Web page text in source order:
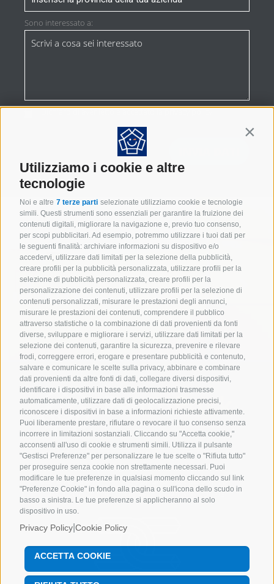
Utilizziamo i cookie e altre
tecnologie
Noi e altre 7 terze parti selezionate utilizziamo cookie e tecnologie
simili. Questi strumenti sono essenziali per garantire la fruizione dei
contenuti digitali, migliorare la navigazione e, previo tuo consenso,
per scopi pubblicitari. Ad esempio, potremmo utilizzare i tuoi dati per
le seguenti finalità: archiviare informazioni su dispositivo e/o
accedervi, utilizzare dati limitati per la selezione della pubblicità,
creare profili per la pubblicità personalizzata, utilizzare profili per la
selezione di pubblicità personalizzata, creare profili per la
personalizzazione dei contenuti, utilizzare profili per la selezione di
contenuti personalizzati, misurare le prestazioni degli annunci,
misurare le prestazioni dei contenuti, comprendere il pubblico
attraverso statistiche o la combinazione di dati provenienti da fonti
diverse, sviluppare e migliorare i servizi, utilizzare dati limitati per la
selezione dei contenuti, garantire la sicurezza, prevenire e rilevare
frodi, correggere errori, erogare e presentare pubblicità e contenuto,
salvare e comunicare le scelte sulla privacy, abbinare e combinare
dati provenienti da altre fonti di dati, collegare diversi dispositivi,
identificare i dispositivi in base alle informazioni trasmesse
automaticamente, utilizzare dati di geolocalizzazione precisi,
riconoscere i dispositivi in base a informazioni richieste attivamente.
Puoi liberamente prestare, rifiutare o revocare il tuo consenso senza
incorrere in limitazioni sostanziali. Cliccando su "Accetta cookie,"
acconsenti all'uso di cookie e strumenti simili. Utilizza il pulsante
"Gestisci Preferenze" per personalizzare le tue scelte o "Rifiuta tutto"
per proseguire senza cookie non strettamente necessari. Puoi
modificare le tue preferenze in qualsiasi momento cliccando sul link
"Preferenze Cookie" in fondo alla pagina o sull'icona dello scudo in
basso a sinistra. Le tue preferenze si applicheranno al solo
dispositivo in uso.
Privacy Policy Cookie Policy
ACCETTA COOKIE
Sono interessato a:
IMBALLAGGI INDUSTRIALI
Tutti i diritti riservati Pentapack srlPosta
PECpentapack@enetpec.it| C.F e P.IVA
00781070149 | R.I. di Sondrio REA SO59215 |
Cap.Soc. 50.000,00€ i.v. |Privacy|Cookie